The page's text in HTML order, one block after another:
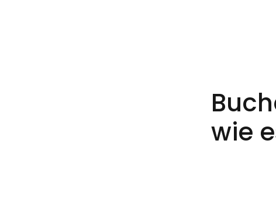
wie